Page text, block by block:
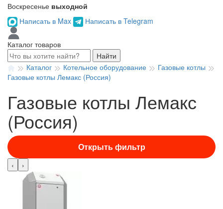
Воскресенье выходной
Написать в Max
Написать в Telegram
Каталог товаров
Найти
Каталог
Котельное оборудование
Газовые котлы
Газовые котлы Лемакс (Россия)
Газовые котлы Лемакс
(Россия)
Открыть фильтр
‹ ›